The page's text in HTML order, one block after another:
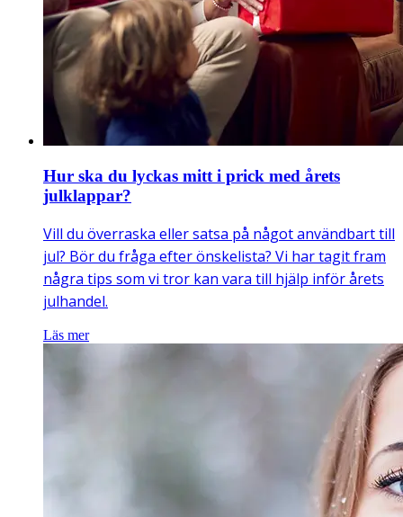
Hur ska du lyckas mitt i prick med årets
julklappar?
Vill du överraska eller satsa på något användbart till
jul? Bör du fråga efter önskelista? Vi har tagit fram
några tips som vi tror kan vara till hjälp inför årets
julhandel.
Läs mer